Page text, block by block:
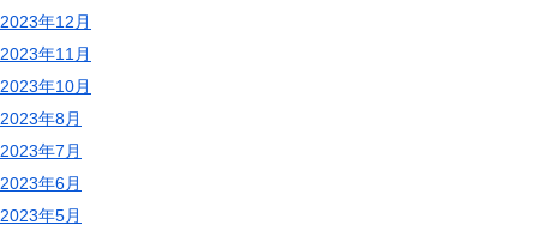
2023年12月
2023年11月
2023年10月
2023年8月
2023年7月
2023年6月
2023年5月